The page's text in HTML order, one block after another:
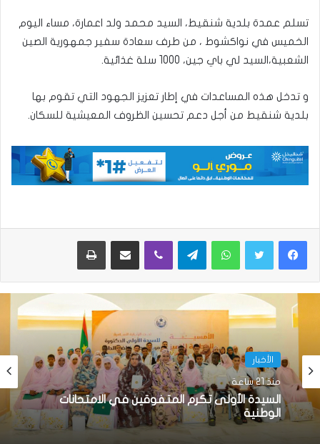
تسلم عمدة بلدية شنقيط، السيد محمد ولد اعمارة، مساء اليوم
الخميس في نواكشوط ، من طرف سعادة سفير جمهورية الصين
الشعبية،السيد لي باي جين، 1000 سلة غذائية.
و تدخل هذه المساعدات في إطار تعزيز الجهود التي تقوم بها
بلدية شنقيط من أجل دعم تحسين الظروف المعيشية للسكان.
واتساب تيلقرام ڤايبر مشاركة عبر البريد طباعة
الأخبار
منذ 21 ساعة
السيدة الأولى تكرم المتفوقين في الامتحانات
الوطنية